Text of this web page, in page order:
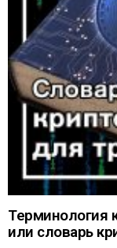
Терминология
или словарь